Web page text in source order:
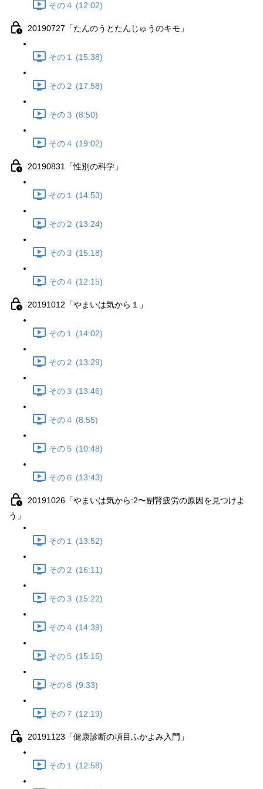
その４ (12:02)
20190727「たんのうとたんじゅうのキモ」
その１ (15:38)
その２ (17:58)
その３ (8:50)
その４ (19:02)
20190831「性別の科学」
その１ (14:53)
その２ (13:24)
その３ (15:18)
その４ (12:15)
20191012「やまいは気から１」
その１ (14:02)
その２ (13:29)
その３ (13:46)
その４ (8:55)
その５ (10:48)
その６ (13:43)
20191026「やまいは気から:2〜副腎疲労の原因を見つけよ
う」
その１ (13:52)
その２ (16:11)
その３ (15:22)
その４ (14:39)
その５ (15:15)
その６ (9:33)
その７ (12:19)
20191123「健康診断の項目ふかよみ入門」
その１ (12:58)